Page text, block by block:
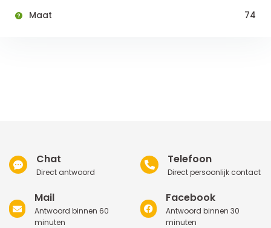
Maat 74
Chat
Direct antwoord
Telefoon
Direct persoonlijk contact
Mail
Antwoord binnen 60
minuten
Facebook
Antwoord binnen 30
minuten